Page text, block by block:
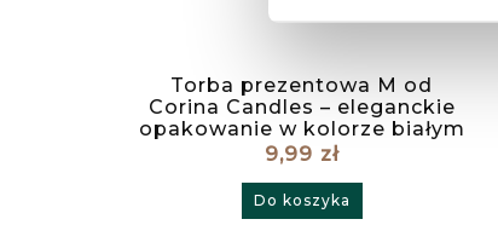
Torba prezentowa M od
Corina Candles – eleganckie
opakowanie w kolorze białym
9,99 zł
Do koszyka